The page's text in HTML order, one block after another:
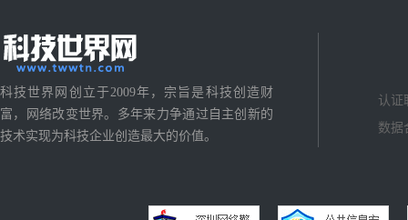
科技世界网创立于2009年，宗旨是科技创造财
富，网络改变世界。多年来力争通过自主创新的
技术实现为科技企业创造最大的价值。
认证
数据